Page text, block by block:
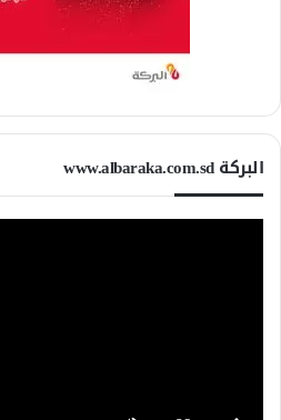
البركة www.albaraka.com.sd